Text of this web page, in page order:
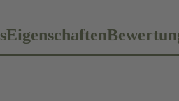
Eigenschaften